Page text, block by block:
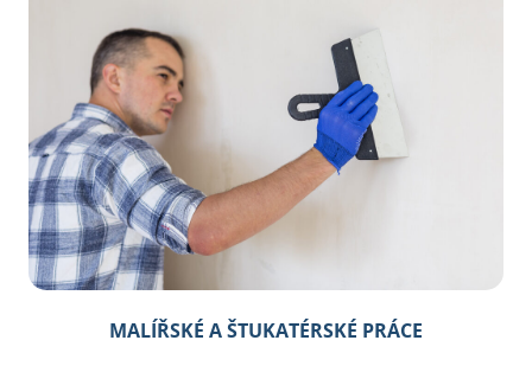
MALÍŘSKÉ A ŠTUKATÉRSKÉ PRÁCE